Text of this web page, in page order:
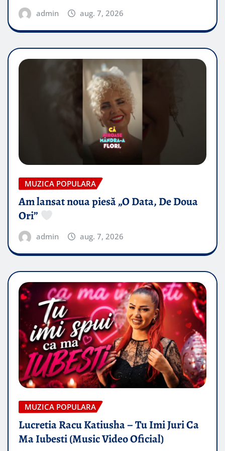
admin aug. 7, 2026
MUZICA POPULARA
Am lansat noua piesă „O Data, De Doua
Ori”
admin aug. 7, 2026
MUZICA POPULARA
Lucretia Racu Katiusha – Tu Imi Juri Ca
Ma Iubesti (Music Video Oficial)